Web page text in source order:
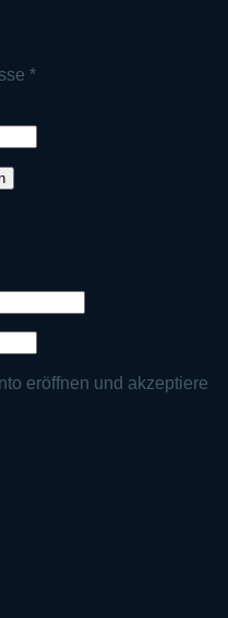
*Erforderlich
eröffnen und akzeptiere